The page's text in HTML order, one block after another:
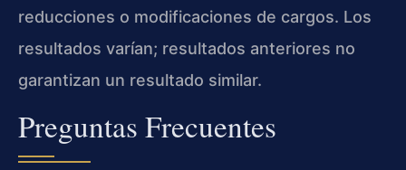
reducciones o modificaciones de cargos. Los
resultados varían; resultados anteriores no
garantizan un resultado similar.
Preguntas Frecuentes